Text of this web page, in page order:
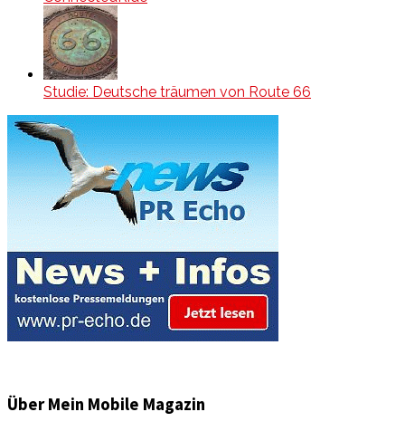
Studie: Deutsche träumen von Route 66
Über Mein Mobile Magazin